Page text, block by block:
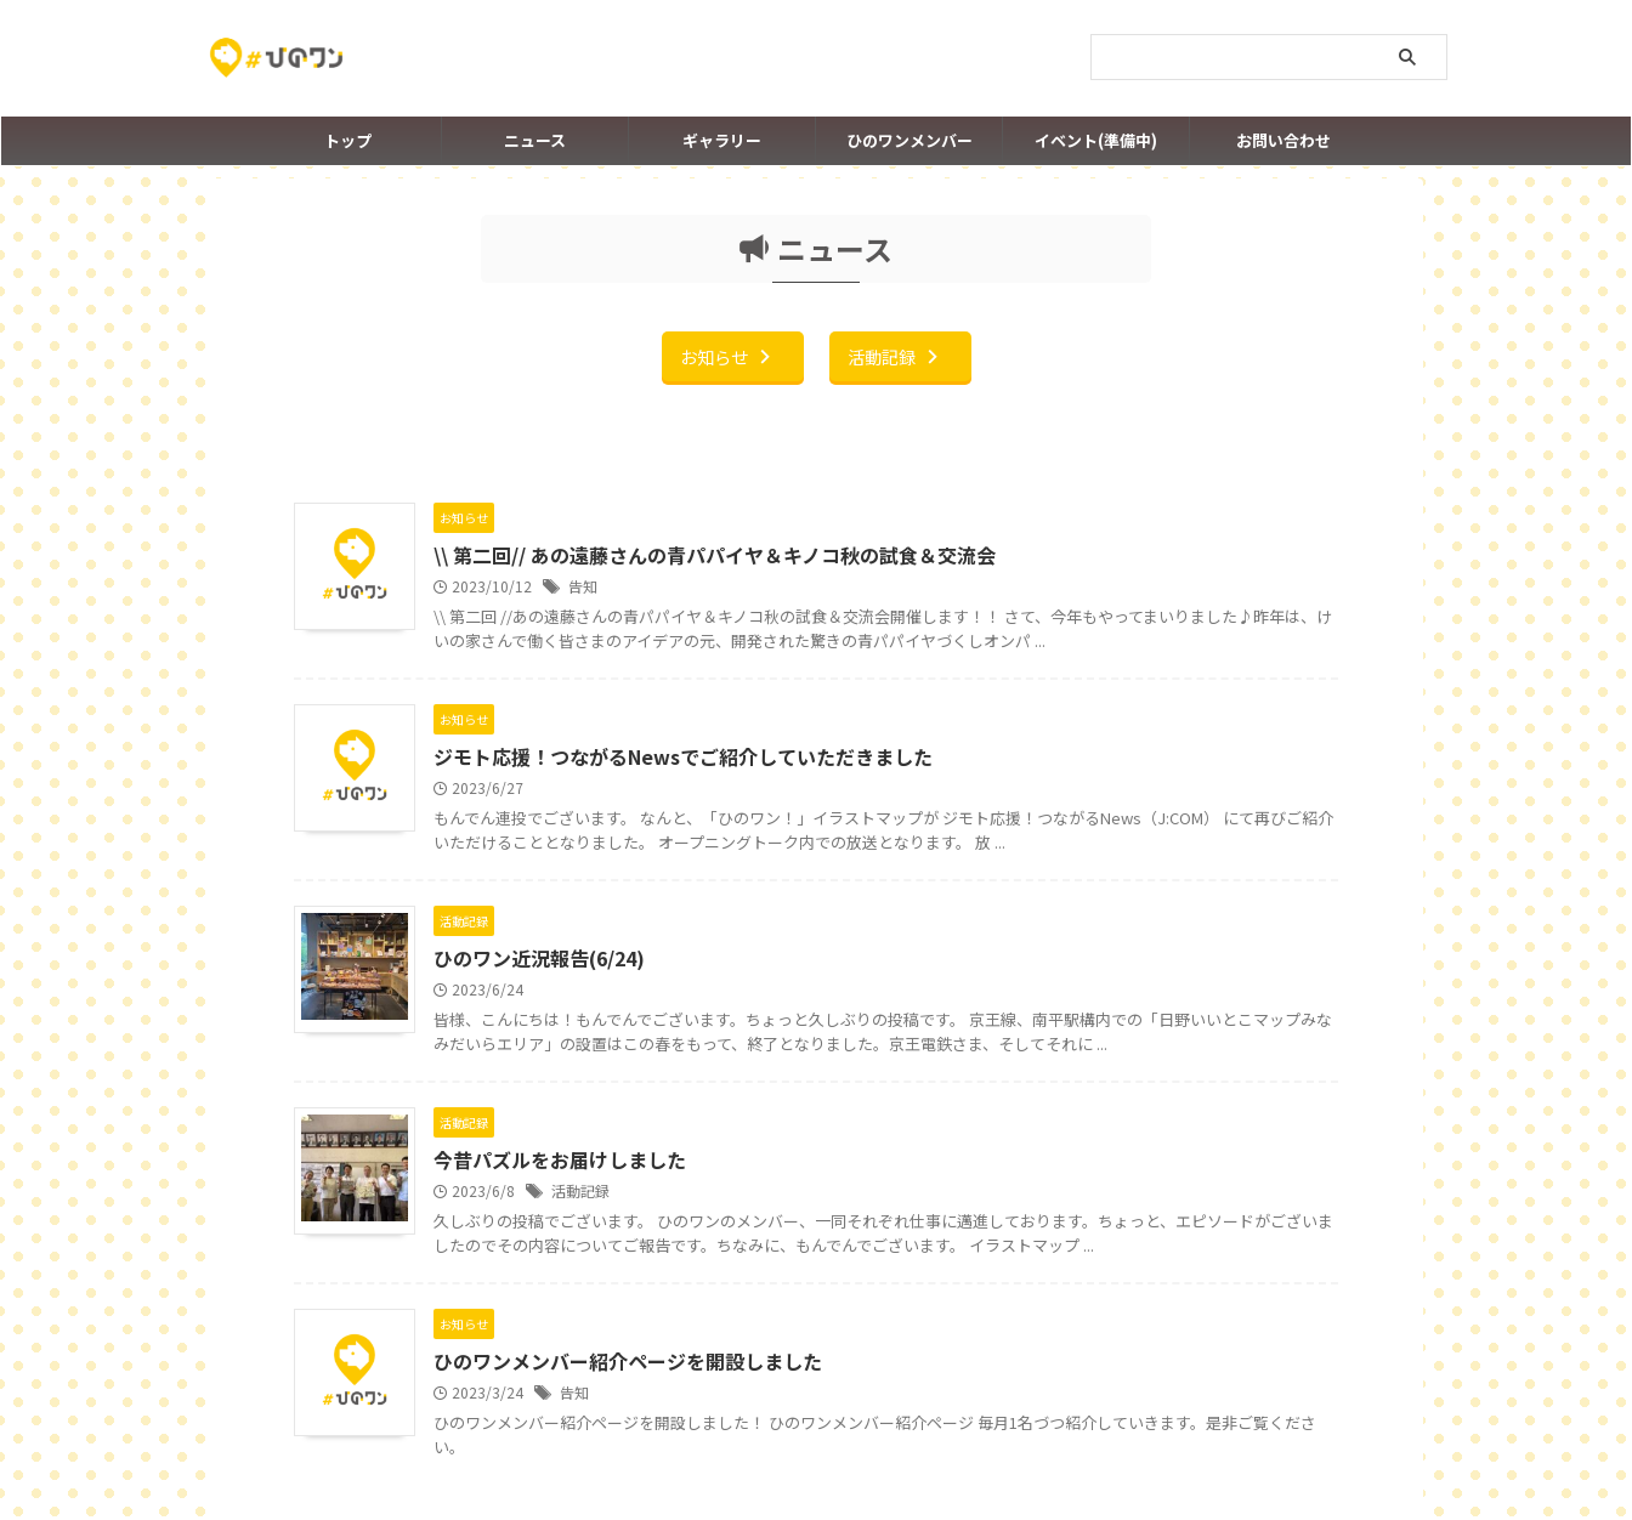
トップ ニュース ギャラリー ひのワンメンバー イベント(準備中) お問い合わせ
ニュース
お知らせ 活動記録
お知らせ
\\ 第二回// あの遠藤さんの青パパイヤ＆キノコ秋の試食＆交流会
2023/10/12 告知
\\ 第二回 //あの遠藤さんの青パパイヤ＆キノコ秋の試食＆交流会開催します！！ さて、今年もやってまいりました♪昨年は、け
いの家さんで働く皆さまのアイデアの元、開発された驚きの青パパイヤづくしオンパ ...
お知らせ
ジモト応援！つながるNewsでご紹介していただきました
2023/6/27
もんでん連投でございます。 なんと、「ひのワン！」イラストマップが ジモト応援！つながるNews（J:COM） にて再びご紹介
いただけることとなりました。 オープニングトーク内での放送となります。 放 ...
活動記録
ひのワン近況報告(6/24)
2023/6/24
皆様、こんにちは！もんでんでございます。ちょっと久しぶりの投稿です。 京王線、南平駅構内での「日野いいとこマップみな
みだいらエリア」の設置はこの春をもって、終了となりました。京王電鉄さま、そしてそれに ...
活動記録
今昔パズルをお届けしました
2023/6/8 活動記録
久しぶりの投稿でございます。 ひのワンのメンバー、一同それぞれ仕事に邁進しております。ちょっと、エピソードがございま
したのでその内容についてご報告です。ちなみに、もんでんでございます。 イラストマップ ...
お知らせ
ひのワンメンバー紹介ページを開設しました
2023/3/24 告知
ひのワンメンバー紹介ページを開設しました！ ひのワンメンバー紹介ページ 毎月1名づつ紹介していきます。是非ご覧くださ
い。